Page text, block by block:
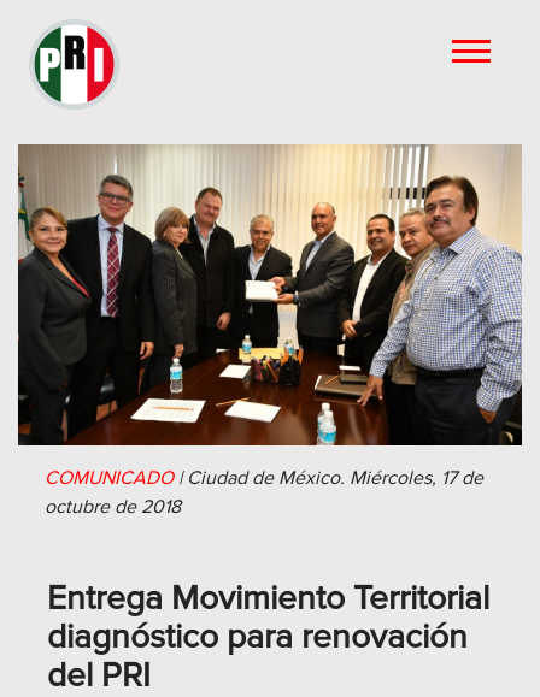
COMUNICADO| Ciudad de México. Miércoles, 17 de
octubre de 2018
Entrega Movimiento Territorial
diagnóstico para renovación
del PRI